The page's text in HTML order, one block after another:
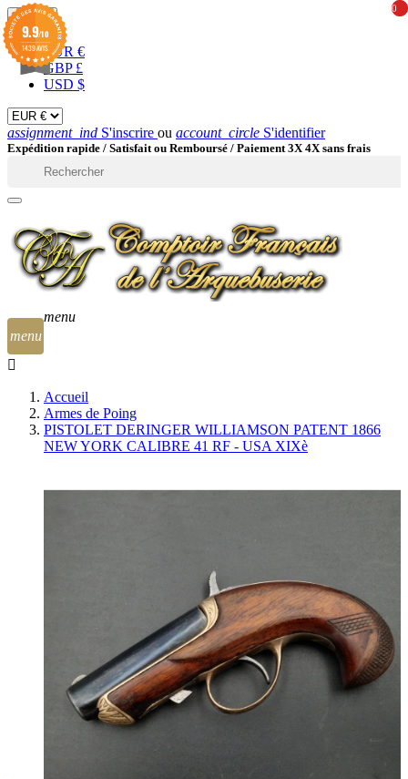
EUR 
EUR €
GBP £
USD $
assignment_ind S'inscrire ou account_circle S'identifier
Expédition rapide / Satisfait ou Remboursé / Paiement 3X 4X sans frais
menu
0
0
menu
Accueil
Armes de Poing
PISTOLET DERINGER WILLIAMSON PATENT 1866
NEW YORK CALIBRE 41 RF - USA XIXè
9.9/10
1439 AVIS